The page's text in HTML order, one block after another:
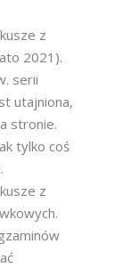
z
2021).
serii
utajniona,
stronie.
tylko coś
z